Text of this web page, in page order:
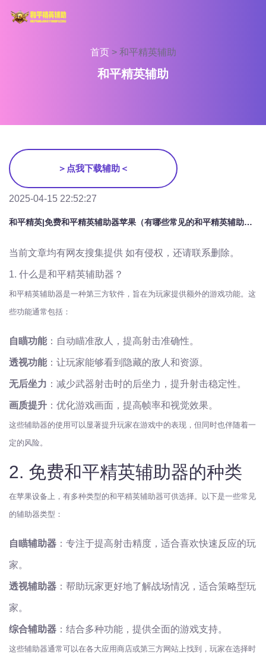
首页 > 和平精英辅助
和平精英辅助
＞点我下载辅助＜
2025-04-15 22:52:27
和平精英|免费和平精英辅助器苹果（有哪些常见的和平精英辅助器功能？）
当前文章均有网友搜集提供 如有侵权，还请联系删除。
1. 什么是和平精英辅助器？
和平精英辅助器是一种第三方软件，旨在为玩家提供额外的游戏功能。这
些功能通常包括：
自瞄功能：自动瞄准敌人，提高射击准确性。
透视功能：让玩家能够看到隐藏的敌人和资源。
无后坐力 ：减少武器射击时的后坐力，提升射击稳定性。
画质提升 ：优化游戏画面，提高帧率和视觉效果。
这些辅助器的使用可以显著提升玩家在游戏中的表现，但同时也伴随着一
定的风险。
2. 免费和平精英辅助器的种类
在苹果设备上，有多种类型的和平精英辅助器可供选择。以下是一些常见
的辅助器类型：
自瞄辅助器 ：专注于提高射击精度，适合喜欢快速反应的玩
家。
透视辅助器 ：帮助玩家更好地了解战场情况，适合策略型玩
家。
综合辅助器 ：结合多种功能，提供全面的游戏支持。
这些辅助器通常可以在各大应用商店或第三方网站上找到，玩家在选择时